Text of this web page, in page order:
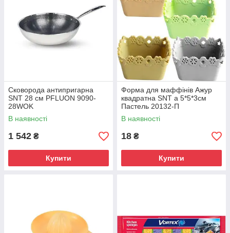
Сковорода антипригарна
SNT 28 см PFLUON 9090-
28WOK
В наявності
1 542 ₴
Купити
Форма для маффінів Ажур
квадратна SNT а 5*5*3см
Пастель 20132-П
В наявності
18 ₴
Купити